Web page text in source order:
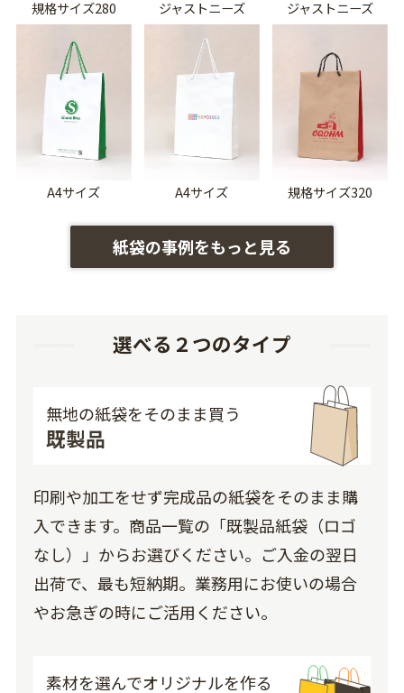
規格サイズ280 ジャストニーズ ジャストニーズ
A4サイズ A4サイズ 規格サイズ320
紙袋の事例をもっと見る
選べる２つのタイプ
無地の紙袋をそのまま買う
既製品
印刷や加工をせず完成品の紙袋をそのまま購
入できます。商品一覧の「既製品紙袋（ロゴ
なし）」からお選びください。ご入金の翌日
出荷で、最も短納期。業務用にお使いの場合
やお急ぎの時にご活用ください。
素材を選んでオリジナルを作る